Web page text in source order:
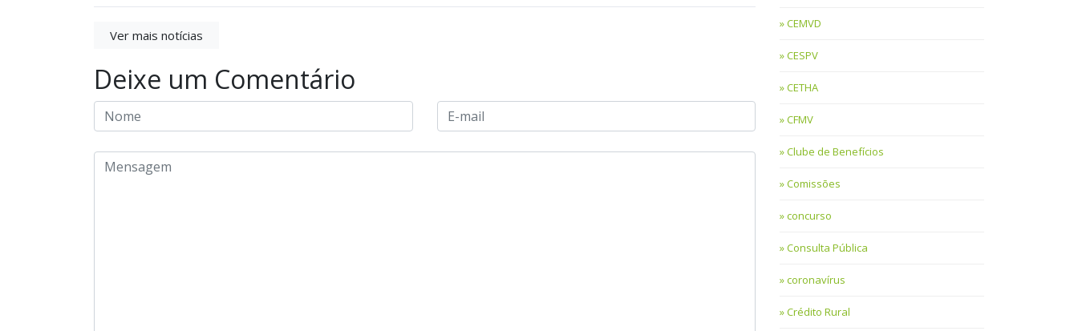
Ver mais notícias
Deixe um Comentário
CEMVD
CESPV
CETHA
CFMV
Clube de Benefícios
Comissões
concurso
Consulta Pública
coronavírus
Crédito Rural